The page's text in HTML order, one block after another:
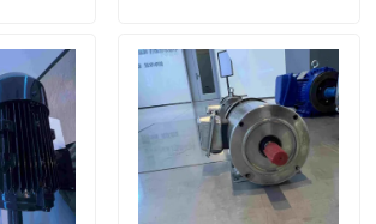
двигатель высокой эффективности
двигатели одиночной фазы
двигатели